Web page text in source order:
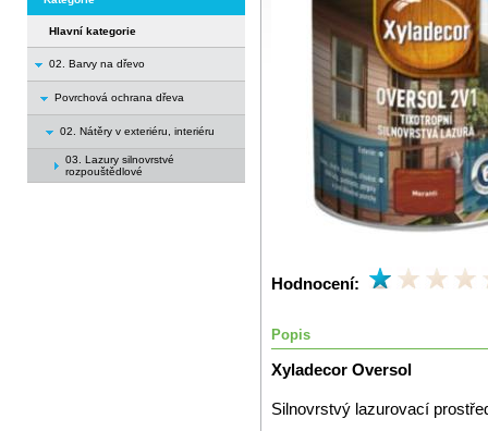
Hlavní kategorie
02. Barvy na dřevo
Povrchová ochrana dřeva
02. Nátěry v exteriéru, interiéru
03. Lazury silnovrstvé
rozpouštědlové
Hodnocení:
Popis
Xyladecor Oversol
Silnovrstvý lazurovací